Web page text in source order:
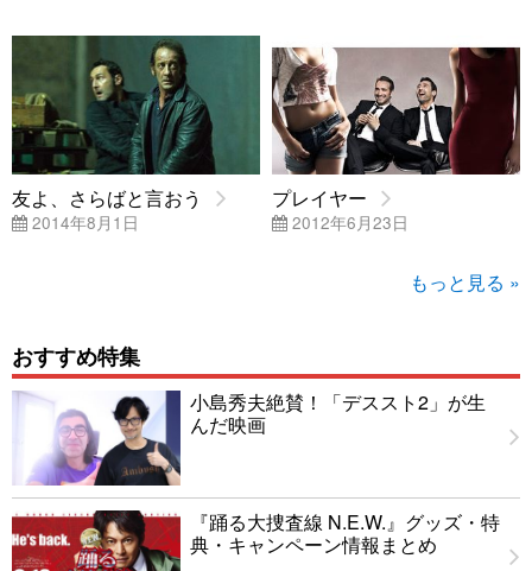
友よ、さらばと言おう
2014年8月1日
プレイヤー
2012年6月23日
もっと見る »
おすすめ特集
小島秀夫絶賛！「デススト2」が生
んだ映画
『踊る大捜査線 N.E.W.』グッズ・特
典・キャンペーン情報まとめ